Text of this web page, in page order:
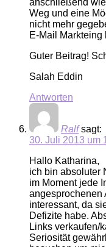
anschließend
Weg und eine
nicht mehr
E-Mail Markteing
Guter Beitrag!
Salah Eddin
Antworten
Ralf sagt:
30. Juli 2013 um
Hallo Katharina,
ich bin absoluter
im Moment jede
angesprochenen
interessant, da
Defizite habe.
Links verkaufen/
Seriosität